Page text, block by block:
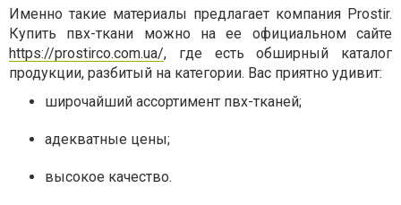
Именно такие материалы предлагает компания Prostir.
Купить пвх-ткани можно на ее официальном сайте
https://prostirco.com.ua/, где есть обширный каталог
продукции, разбитый на категории. Вас приятно удивит:
широчайший ассортимент пвх-тканей;
адекватные цены;
высокое качество.